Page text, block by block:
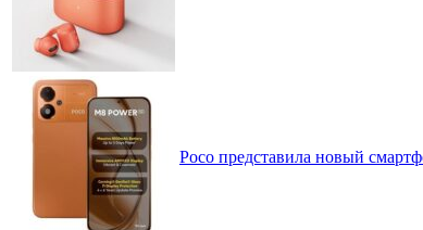
Poco представила новый